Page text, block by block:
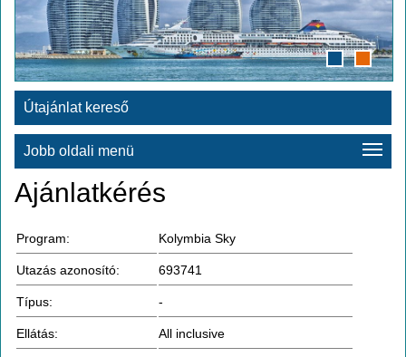
Útajánlat kereső
Jobb oldali menü
Ajánlatkérés
Program: Kolymbia Sky
Utazás azonosító: 693741
Típus: -
Ellátás: All inclusive